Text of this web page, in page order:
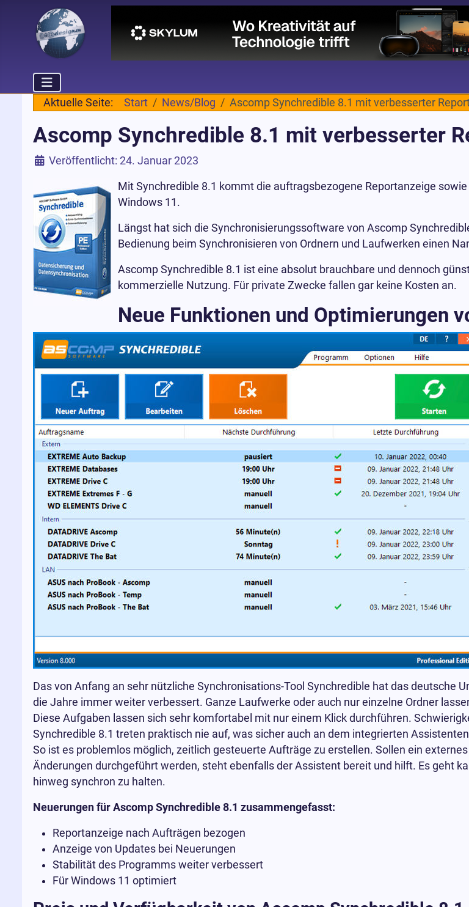
Aktuelle Seite: Start News/Blog Ascomp Synchredible 8.1 mit verbesserter
Ascomp Synchredible 8.1 mit verbesserter
Details
Veröffentlicht: 24. Januar 2023
Mit Synchredible 8.1 kommt die auftragsbezogene Reportanzeige
Windows 11.
Längst hat sich die Synchronisierungssoftware von Ascomp
Bedienung beim Synchronisieren von Ordnern und Laufwerken einen
Ascomp Synchredible 8.1 ist eine absolut brauchbare und dennoch
kommerzielle Nutzung. Für private Zwecke fallen gar keine Kosten an.
Neue Funktionen und Optimierungen
Das von Anfang an sehr nützliche Synchronisations-Tool Synchredible hat das deutsche
die Jahre immer weiter verbessert. Ganze Laufwerke oder auch nur einzelne Ordner
Diese Aufgaben lassen sich sehr komfortabel mit nur einem Klick durchführen.
Synchredible 8.1 treten praktisch nie auf, was sicher auch an dem integrierten
So ist es problemlos möglich, zeitlich gesteuerte Aufträge zu erstellen. Sollen ein
Änderungen durchgeführt werden, steht ebenfalls der Assistent bereit und hilft. Es geht
hinweg synchron zu halten.
Neuerungen für Ascomp Synchredible 8.1 zusammengefasst:
Reportanzeige nach Aufträgen bezogen
Anzeige von Updates bei Neuerungen
Stabilität des Programms weiter verbessert
Für Windows 11 optimiert